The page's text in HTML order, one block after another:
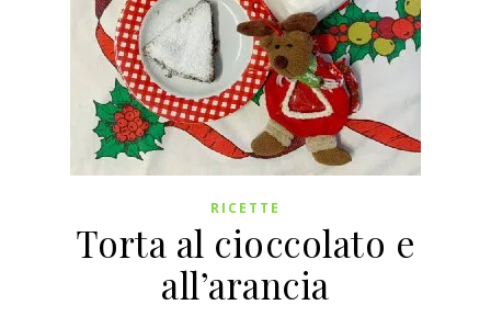
RICETTE
Torta al cioccolato e
all’arancia